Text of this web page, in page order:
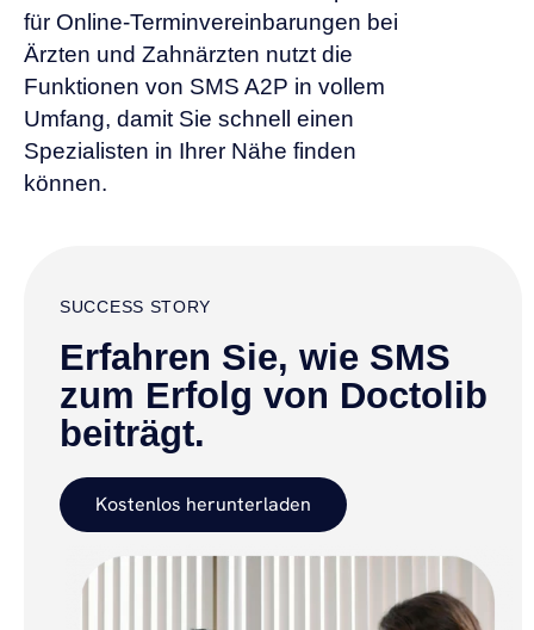
für Online-Terminvereinbarungen bei
Ärzten und Zahnärzten nutzt die
Funktionen von SMS A2P in vollem
Umfang, damit Sie schnell einen
Spezialisten in Ihrer Nähe finden
können.
SUCCESS STORY
Erfahren Sie, wie SMS
zum Erfolg von Doctolib
beiträgt.
Kostenlos herunterladen